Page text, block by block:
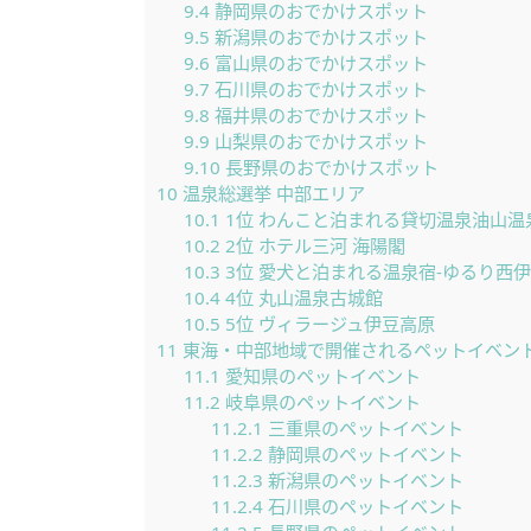
9.4静岡県のおでかけスポット
9.5 新潟県のおでかけスポット
9.6 富山県のおでかけスポット
9.7 石川県のおでかけスポット
9.8 福井県のおでかけスポット
9.9 山梨県のおでかけスポット
9.10 長野県のおでかけスポット
10 温泉総選挙 中部エリア
10.1 1位 わんこと泊まれる貸切温泉油山温
10.2 2位 ホテル三河 海陽閣
10.3 3位 愛犬と泊まれる温泉宿-ゆるり西
10.44位 丸山温泉古城館
10.5 5位 ヴィラージュ伊豆高原
11 東海・中部地域で開催されるペットイベン
11.1 愛知県のペットイベント
11.2 岐阜県のペットイベント
11.2.1 三重県のペットイベント
11.2.2 静岡県のペットイベント
11.2.3 新潟県のペットイベント
11.2.4石川県のペットイベント